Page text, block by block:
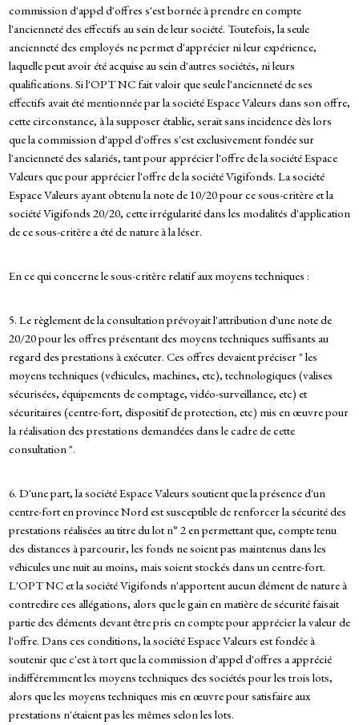
commission d'appel d'offres s'est bornée à prendre en compte
l'ancienneté des effectifs au sein de leur société. Toutefois, la seule
ancienneté des employés ne permet d'apprécier ni leur expérience,
laquelle peut avoir été acquise au sein d'autres sociétés, ni leurs
qualifications. Si l'OPT NC fait valoir que seule l'ancienneté de ses
effectifs avait été mentionnée par la société Espace Valeurs dans son offre,
cette circonstance, à la supposer établie, serait sans incidence dès lors
que la commission d'appel d'offres s'est exclusivement fondée sur
l'ancienneté des salariés, tant pour apprécier l'offre de la société Espace
Valeurs que pour apprécier l'offre de la société Vigifonds. La société
Espace Valeurs ayant obtenu la note de 10/20 pour ce sous-critère et la
société Vigifonds 20/20, cette irrégularité dans les modalités d'application
de ce sous-critère a été de nature à la léser.
En ce qui concerne le sous-critère relatif aux moyens techniques :
5. Le règlement de la consultation prévoyait l'attribution d'une note de
20/20 pour les offres présentant des moyens techniques suffisants au
regard des prestations à exécuter. Ces offres devaient préciser " les
moyens techniques (véhicules, machines, etc), technologiques (valises
sécurisées, équipements de comptage, vidéo-surveillance, etc) et
sécuritaires (centre-fort, dispositif de protection, etc) mis en œuvre pour
la réalisation des prestations demandées dans le cadre de cette
consultation ".
6. D'une part, la société Espace Valeurs soutient que la présence d'un
centre-fort en province Nord est susceptible de renforcer la sécurité des
prestations réalisées au titre du lot n° 2 en permettant que, compte tenu
des distances à parcourir, les fonds ne soient pas maintenus dans les
véhicules une nuit au moins, mais soient stockés dans un centre-fort.
L'OPT NC et la société Vigifonds n'apportent aucun élément de nature à
contredire ces allégations, alors que le gain en matière de sécurité faisait
partie des éléments devant être pris en compte pour apprécier la valeur de
l'offre. Dans ces conditions, la société Espace Valeurs est fondée à
soutenir que c'est à tort que la commission d'appel d'offres a apprécié
indifféremment les moyens techniques des sociétés pour les trois lots,
alors que les moyens techniques mis en œuvre pour satisfaire aux
prestations n'étaient pas les mêmes selon les lots.